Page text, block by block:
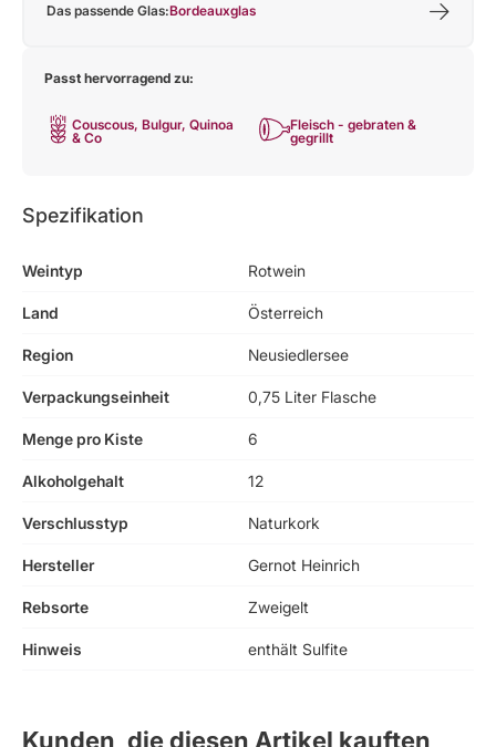
Das passende Glas:Bordeauxglas
Passt hervorragend zu:
Couscous, Bulgur, Quinoa
& Co
Fleisch - gebraten &
gegrillt
Spezifikation
Weintyp Rotwein
Land Österreich
Region Neusiedlersee
Verpackungseinheit 0,75 Liter Flasche
Menge pro Kiste 6
Alkoholgehalt 12
Verschlusstyp Naturkork
Hersteller Gernot Heinrich
Rebsorte Zweigelt
Hinweis enthält Sulfite
Kunden, die diesen Artikel kauften,